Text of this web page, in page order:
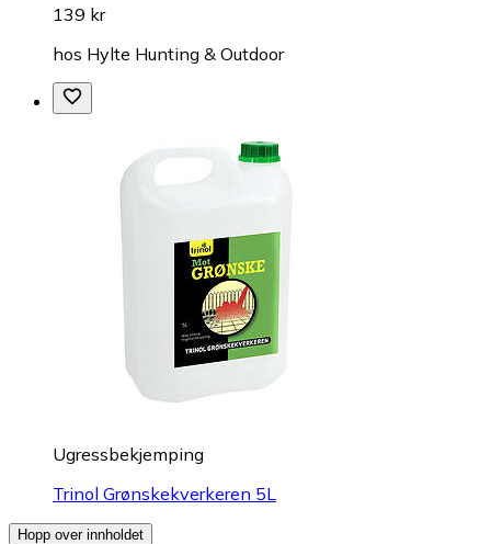
139 kr
hos Hylte Hunting & Outdoor
Ugressbekjemping
Trinol Grønskekverkeren 5L
Hopp over innholdet